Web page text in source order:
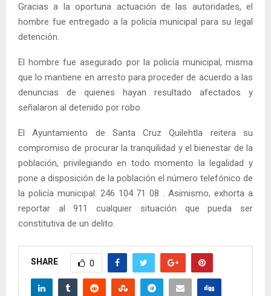
Gracias a la oportuna actuación de las autoridades, el
hombre fue entregado a la policía municipal para su legal
detención.
El hombre fue asegurado por la policía municipal, misma
que lo mantiene en arresto para proceder de acuerdo a las
denuncias de quienes hayan resultado afectados y
señalaron al detenido por robo.
El Ayuntamiento de Santa Cruz Quilehtla reitera su
compromiso de procurar la tranquilidad y el bienestar de la
población, privilegiando en todo momento la legalidad y
pone a disposición de la población el número telefónico de
la policía municipal: 246 104 71 08 . Asimismo, exhorta a
reportar al 911 cualquier situación que pueda ser
constitutiva de un delito.
SHARE 0